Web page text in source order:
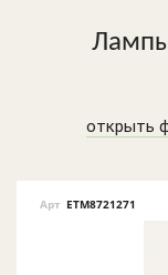
Кронштейны
открыть
Арт ETM8721271